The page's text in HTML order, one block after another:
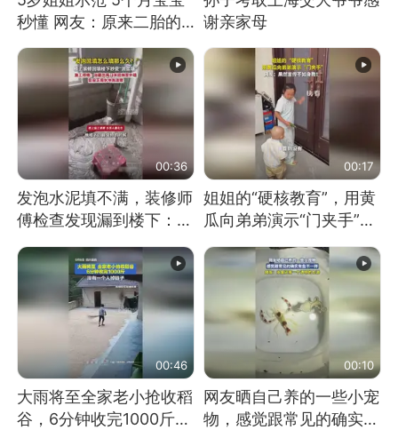
秒懂 网友：原来二胎的
快乐长这样
谢亲家母
00:36
发泡水泥填不满，装修师
傅检查发现漏到楼下：出
风口未延伸到外墙
00:17
姐姐的“硬核教育”，用黄
瓜向弟弟演示“门夹手”，
网友：果然言传不如身
教！
00:46
大雨将至全家老小抢收稻
谷，6分钟收完1000斤，
00:10
网友晒自己养的一些小宠
物，感觉跟常见的确实有